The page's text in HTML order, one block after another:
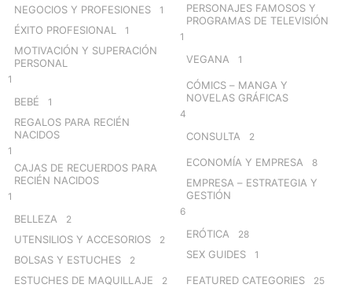
NEGOCIOS Y PROFESIONES 1
ÉXITO PROFESIONAL 1
MOTIVACIÓN Y SUPERACIÓN
PERSONAL
1
BEBÉ 1
REGALOS PARA RECIÉN
NACIDOS
1
CAJAS DE RECUERDOS PARA
RECIÉN NACIDOS
1
BELLEZA 2
UTENSILIOS Y ACCESORIOS 2
BOLSAS Y ESTUCHES 2
ESTUCHES DE MAQUILLAJE 2
PERSONAJES FAMOSOS Y
PROGRAMAS DE TELEVISIÓN
1
VEGANA 1
CÓMICS – MANGA Y
NOVELAS GRÁFICAS
4
CONSULTA 2
ECONOMÍA Y EMPRESA 8
EMPRESA – ESTRATEGIA Y
GESTIÓN
6
ERÓTICA 28
SEX GUIDES 1
FEATURED CATEGORIES 25